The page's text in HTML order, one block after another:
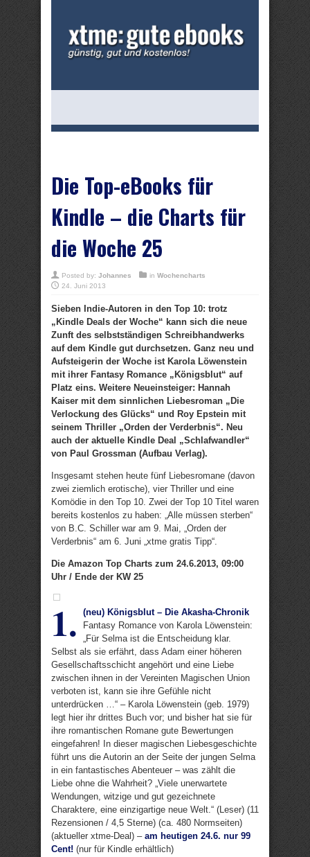
Die Top-eBooks für
Kindle – die Charts für
die Woche 25
Posted by: Johannes in Wochencharts
24. Juni 2013
Sieben Indie-Autoren in den Top 10: trotz
„Kindle Deals der Woche“ kann sich die neue
Zunft des selbstständigen Schreibhandwerks
auf dem Kindle gut durchsetzen. Ganz neu und
Aufsteigerin der Woche ist Karola Löwenstein
mit ihrer Fantasy Romance „Königsblut“ auf
Platz eins. Weitere Neueinsteiger: Hannah
Kaiser mit dem sinnlichen Liebesroman „Die
Verlockung des Glücks“ und Roy Epstein mit
seinem Thriller „Orden der Verderbnis“. Neu
auch der aktuelle Kindle Deal „Schlafwandler“
von Paul Grossman (Aufbau Verlag).
Insgesamt stehen heute fünf Liebesromane (davon
zwei ziemlich erotische), vier Thriller und eine
Komödie in den Top 10. Zwei der Top 10 Titel waren
bereits kostenlos zu haben: „Alle müssen sterben“
von B.C. Schiller war am 9. Mai, „Orden der
Verderbnis“ am 6. Juni „xtme gratis Tipp“.
Die Amazon Top Charts zum 24.6.2013, 09:00
Uhr / Ende der KW 25
1.
(neu) Königsblut – Die Akasha-Chronik
Fantasy Romance von Karola Löwenstein:
„Für Selma ist die Entscheidung klar.
Selbst als sie erfährt, dass Adam einer höheren
Gesellschaftsschicht angehört und eine Liebe
zwischen ihnen in der Vereinten Magischen Union
verboten ist, kann sie ihre Gefühle nicht
unterdrücken …“ – Karola Löwenstein (geb. 1979)
legt hier ihr drittes Buch vor; und bisher hat sie für
ihre romantischen Romane gute Bewertungen
eingefahren! In dieser magischen Liebesgeschichte
führt uns die Autorin an der Seite der jungen Selma
in ein fantastisches Abenteuer – was zählt die
Liebe ohne die Wahrheit? „Viele unerwartete
Wendungen, witzige und gut gezeichnete
Charaktere, eine einzigartige neue Welt.“ (Leser) (11
Rezensionen / 4,5 Sterne) (ca. 480 Normseiten)
(aktueller xtme-Deal) – am heutigen 24.6. nur 99
Cent! (nur für Kindle erhältlich)